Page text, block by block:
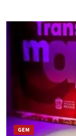
Firma
Gobierno
de
EdoMéx
convenio
que
mujeres
mexiquenses
cuenten
con
espacios
de
GEM